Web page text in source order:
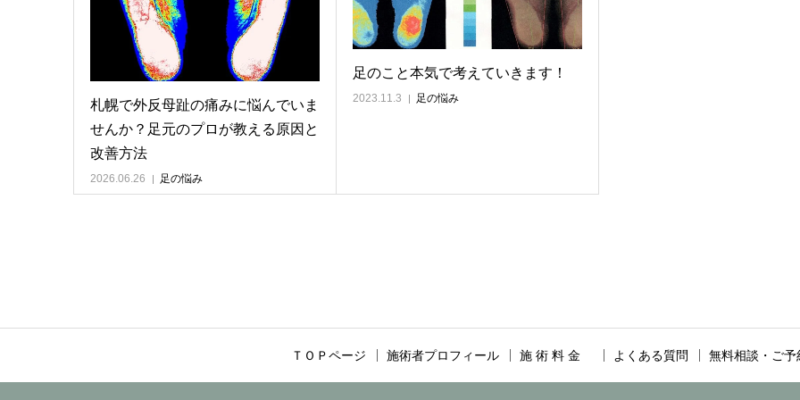
札幌で外反母趾の痛みに悩んでいま
せんか？足元のプロが教える原因と
改善方法
2026.06.26 足の悩み
足のこと本気で考えていきます！
2023.11.3 足の悩み
ＴＯＰページ 施術者プロフィール 施 術 料 金 よくある質問 無料相談・ご